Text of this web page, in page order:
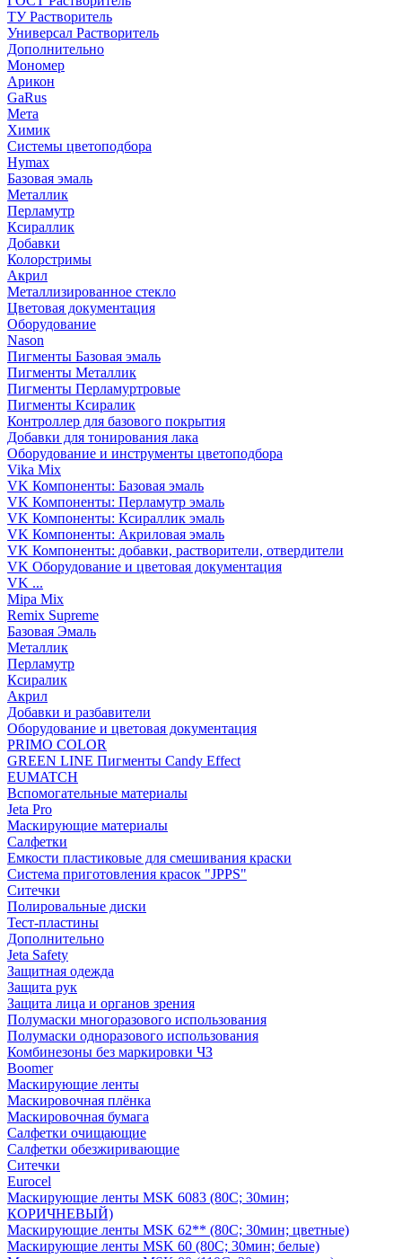
ТУ Растворитель
Универсал Растворитель
Дополнительно
Мономер
Арикон
GaRus
Мета
Химик
Системы цветоподбора
Hymax
Базовая эмаль
Металлик
Перламутр
Ксираллик
Добавки
Колорстримы
Акрил
Металлизированное стекло
Цветовая документация
Оборудование
Nason
Пигменты Базовая эмаль
Пигменты Металлик
Пигменты Перламуртровые
Пигменты Ксиралик
Контроллер для базового покрытия
Добавки для тонирования лака
Оборудование и инструменты цветоподбора
Vika Mix
VK Компоненты: Базовая эмаль
VK Компоненты: Перламутр эмаль
VK Компоненты: Ксираллик эмаль
VK Компоненты: Акриловая эмаль
VK Компоненты: добавки, растворители, отвердители
VK Оборудование и цветовая документация
VK ...
Mipa Mix
Remix Supreme
Базовая Эмаль
Металлик
Перламутр
Ксиралик
Акрил
Добавки и разбавители
Оборудование и цветовая документация
PRIMO COLOR
GREEN LINE Пигменты Candy Effect
EUMATCH
Вспомогательные материалы
Jeta Pro
Маскирующие материалы
Салфетки
Емкости пластиковые для смешивания краски
Система приготовления красок "JPPS"
Ситечки
Полировальные диски
Тест-пластины
Дополнительно
Jeta Safety
Защитная одежда
Защита рук
Защита лица и органов зрения
Полумаски многоразового использования
Полумаски одноразового использования
Комбинезоны без маркировки ЧЗ
Boomer
Маскирующие ленты
Маскировочная плёнка
Маскировочная бумага
Салфетки очищающие
Салфетки обезжиривающие
Ситечки
Euroсel
Маскирующие ленты MSK 6083 (80С; 30мин;
КОРИЧНЕВЫЙ)
Маскирующие ленты MSK 62** (80С; 30мин; цветные)
Маскирующие ленты MSK 60 (80С; 30мин; белые)